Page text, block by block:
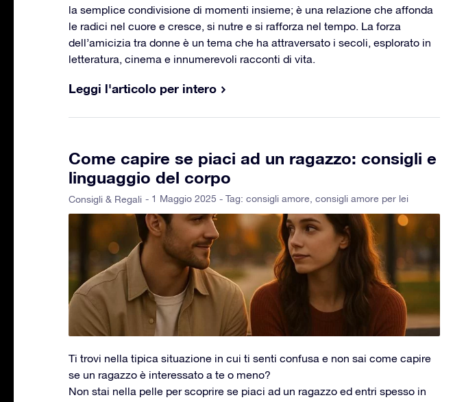
la semplice condivisione di momenti insieme; è una relazione che affonda
le radici nel cuore e cresce, si nutre e si rafforza nel tempo. La forza
dell’amicizia tra donne è un tema che ha attraversato i secoli, esplorato in
letteratura, cinema e innumerevoli racconti di vita.
Leggi l'articolo per intero
Come capire se piaci ad un ragazzo: consigli e
linguaggio del corpo
Consigli & Regali - 1 Maggio 2025 - Tag: consigli amore consigli amore per lei
Ti trovi nella tipica situazione in cui ti senti confusa e non sai come capire
se un ragazzo è interessato a te o meno?
Non stai nella pelle per scoprire se piaci ad un ragazzo ed entri spesso in